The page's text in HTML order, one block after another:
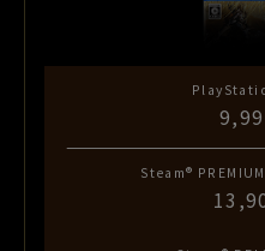
Steam®